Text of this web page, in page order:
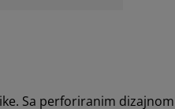
Sa perforiranim